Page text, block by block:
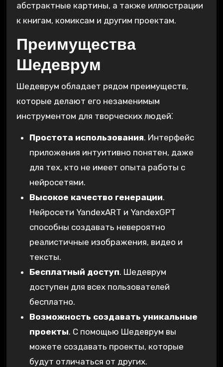
абстрактные картины, а также иллюстрации
к книгам, комиксам и другим проектам.
Преимущества
Шедеврум
Шедеврум обладает рядом преимуществ,
которые делают его незаменимым
инструментом для творческих людей⁚
Простота использования. Интерфейс
приложения интуитивно понятен, даже
для тех, кто не имеет опыта работы с
нейросетями.
Высокое качество генерации.
Нейросети YandexART и YandexGPT
способны создавать невероятно
реалистичные изображения, видео и
тексты.
Бесплатный доступ. Шедеврум
доступен для всех пользователей
бесплатно.
Возможность создавать уникальные
проекты. С помощью Шедеврум вы
можете создавать проекты, которые
будут отличаться от других.